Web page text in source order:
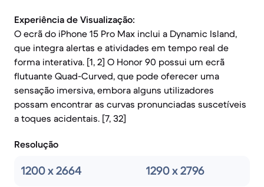
Experiência de Visualização:
O ecrã do iPhone 15 Pro Max inclui a Dynamic Island,
que integra alertas e atividades em tempo real de
forma interativa. [1, 2] O Honor 90 possui um ecrã
flutuante Quad-Curved, que pode oferecer uma
sensação imersiva, embora alguns utilizadores
possam encontrar as curvas pronunciadas suscetíveis
a toques acidentais. [7, 32]
Resolução
1200 x 2664 1290 x 2796